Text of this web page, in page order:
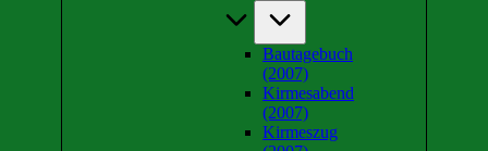
Bautagebuch
(2007)
Kirmesabend
(2007)
Kirmeszug